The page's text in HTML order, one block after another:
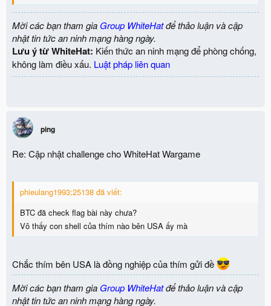
Mời các bạn tham gia Group WhiteHatđể thảo luận và cập
nhật tin tức an ninh mạng hàng ngày.
Lưu ý từ WhiteHat: Kiến thức an ninh mạng để phòng chống,
không làm điều xấu. Luật pháp liên quan
ping
Re: Cập nhật challenge cho WhiteHat Wargame
phieulang1993;25138 đã viết:
BTC đã check flag bài này chưa?
Vô thấy con shell của thím nào bên USA ấy mà
Chắc thím bên USA là đồng nghiệp của thím gửi đề
Mời các bạn tham gia Group WhiteHatđể thảo luận và cập
nhật tin tức an ninh mạng hàng ngày.